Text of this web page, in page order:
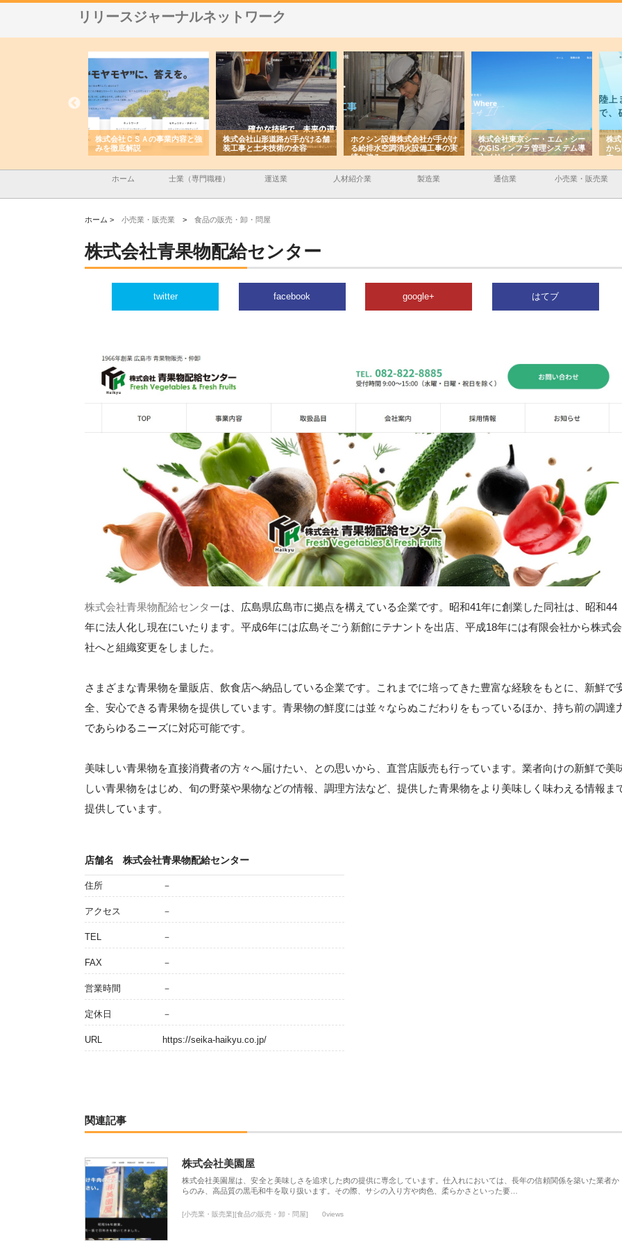
リリースジャーナルネットワーク
株式会社ＣＳＡの事業内容と強
みを徹底解説
株式会社山形道路が手がける舗
装工事と土木技術の全容
ホクシン設備株式会社が手がけ
る給排水空調消火設備工事の実
績と強み
株式会社東京シー・エム・シー
のGISインフラ管理システム導
入メリット
株
か
由
ホーム 士業（専門職種） 運送業 人材紹介業 製造業 通信業 小売業・販売業
ホーム > 小売業・販売業 > 食品の販売・卸・問屋
株式会社青果物配給センター
twitter facebook google+ はてブ
株式会社青果物配給センターは、広島県広島市に拠点を構えている企業です。昭和41年に創業した同社は、昭和44
年に法人化し現在にいたります。平成6年には広島そごう新館にテナントを出店、平成18年には有限会社から株式会
社へと組織変更をしました。
さまざまな青果物を量販店、飲食店へ納品している企業です。これまでに培ってきた豊富な経験をもとに、新鮮で
全、安心できる青果物を提供しています。青果物の鮮度には並々ならぬこだわりをもっているほか、持ち前の調達
であらゆるニーズに対応可能です。
美味しい青果物を直接消費者の方々へ届けたい、との思いから、直営店販売も行っています。業者向けの新鮮で美
しい青果物をはじめ、旬の野菜や果物などの情報、調理方法など、提供した青果物をより美味しく味わえる情報ま
提供しています。
店舗名 株式会社青果物配給センター
住所 －
アクセス －
TEL －
FAX －
営業時間 －
定休日 －
URL https://seika-haikyu.co.jp/
関連記事
株式会社美園屋
株式会社美園屋は、安全と美味しさを追求した肉の提供に専念しています。仕入れにおいては、長年の信頼関係を築いた業者か
らのみ、高品質の黒毛和牛を取り扱います。その際、サシの入り方や肉色、柔らかさといった要…
[小売業・販売業][食品の販売・卸・問屋] 0views